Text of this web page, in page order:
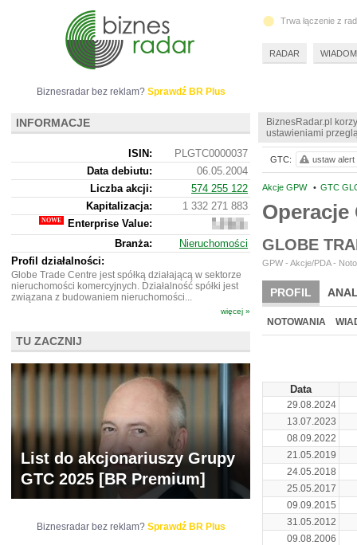
BiznesRadar.pl
ustawieniami
Akcje GPW • GTC
GLOBE
GPW - Akcje/PDA -
PROFIL
WYCENA BR
NOTOWANIA
Data
29.08.2024
13.07.2023
08.09.2022
21.05.2019
24.05.2018
25.05.2017
09.09.2015
31.05.2012
09.08.2006
GTC: ustaw alert
Biznesradar bez reklam? Sprawdź BR Plus
INFORMACJE
ISIN:
PLGTC0000037
Data debiutu:
06.05.2004
Liczba akcji:
574 255 122
Kapitalizacja:
1 332 271 883
Enterprise Value:
300
402
Branża:
Nieruchomości
Profil działalności:
Globe Trade Centre jest spółką działającą w sektorze
nieruchomości komercyjnych. Działalność spółki jest
związana z budowaniem nieruchomości...
więcej »
TU ZACZNIJ
List do akcjonariuszy Grupy
GTC 2025 [BR Premium]
Biznesradar bez reklam? Sprawdź BR Plus
Trwa łączenie z
RADAR